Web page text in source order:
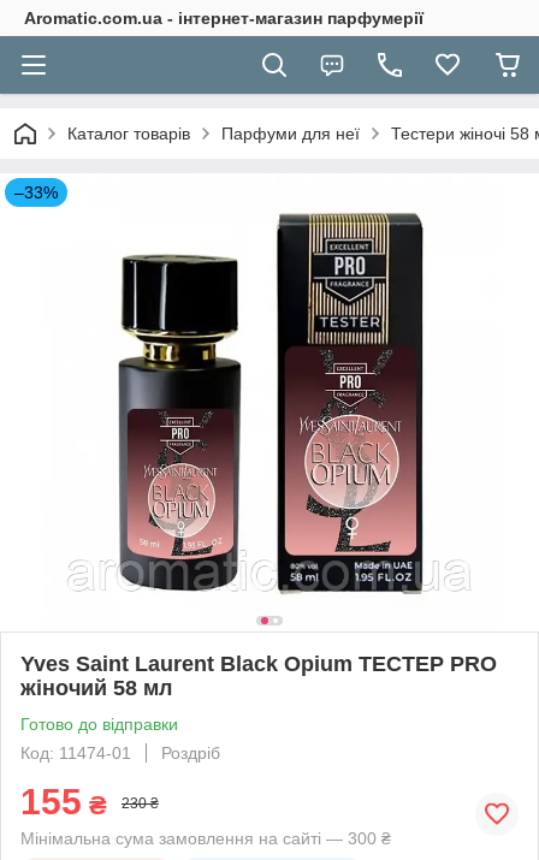
Aromatic.com.ua - інтернет-магазин парфумерії
Каталог товарів Парфуми для неї Тестери жіночі 58
–33%
Yves Saint Laurent Black Opium TECТЕР PRO
жіночий 58 мл
Готово до відправки
Код: 11474-01
Роздріб
155 ₴ 230 ₴
Мінімальна сума замовлення на сайті — 300 ₴